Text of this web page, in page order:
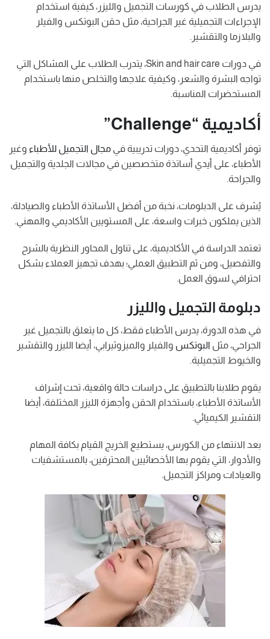
يدرس الطلاب في كورسات التجميل والليزر، كيفية استخدام
الإجراءات التجميلية غير الجراحية، مثل حقن البوتكس والفيلر
والبلازما والتقشير.
في دورات Skin and hair care، يتدرب الطلاب على المشاكل التي
تواجه البشرة والشعر، وكيفية علاجها والتخلص منها باستخدام
المستحضرات المناسبة.
أكاديمية “challenge”
توفر أكاديمية التحدي، دورات تدريبية في مجال التجميل للأطباء وغير
الأطباء، على أيدي أساتذة متخصصين في مجالات الجلدية والتجميل
والجراحة.
يُشرف على الدبلومات، نخبة من أفضل الأساتذة الأطباء والصيادلة،
الذين يملكون خبرات واسعة، على المستويين الأكاديمي والمهني.
تعتمد الدراسة في الأكاديمية، على تناول المحاور النظرية بالشرح
والتفصيل، ومن ثم التطبيق العملي؛ بهدف تجهيز العملاء بشكل
احترافي لسوق العمل.
دبلومة التجميل والليزر
في هذه الدورة، يدرس الأطباء فقط، كل ما يتعلق بالتجميل غير
الجراحي، مثل البوتكس والفيلر والميزوثيرابي، أيضا الليزر والتقشير
والخيوط التجميلية.
يقوم طلابنا بالتطبيق على دراسات حالة واقعية، تحت إشراف
الأساتذة الأطباء، باستخدام الحقن وأجهزة الليزر المختلفة، أيضا
التقشير الكيميائي.
بعد الانتهاء من الكورس، يستطيع الخريج القيام بكافة المهام
والأدوار، التي يقوم بها الأخصائيين المحترفين، بالمستشفيات
والعيادات ومراكز التجميل.